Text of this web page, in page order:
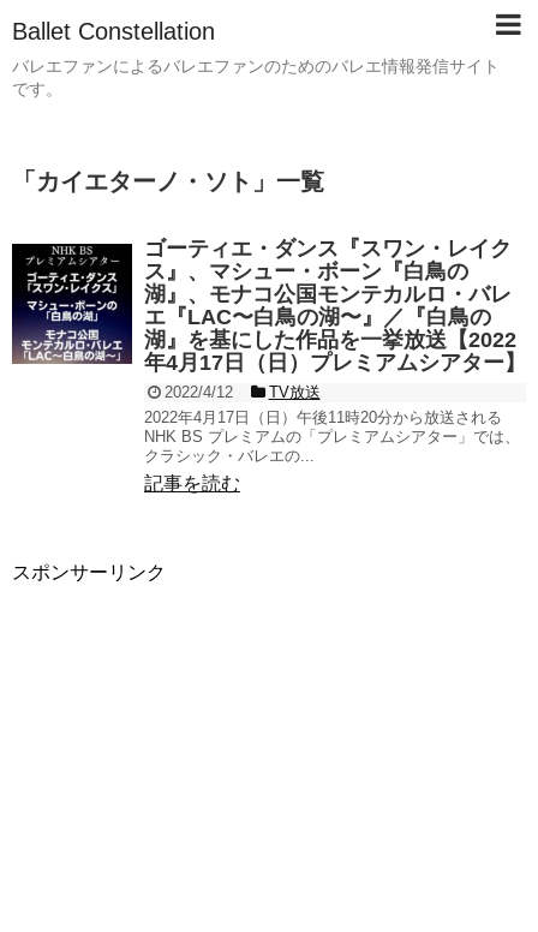
Ballet Constellation
バレエファンによるバレエファンのためのバレエ情報発信サイト
です。
「 カイエターノ・ソト 」 一覧
ゴーティエ・ダンス『スワン・レイク
ス』、マシュー・ボーン『白鳥の
湖』、モナコ公国モンテカルロ・バレ
エ『LAC〜白鳥の湖〜』／『白鳥の
湖』を基にした作品を一挙放送【2022
年4月17日（日）プレミアムシアター】
2022/4/12
TV放送
2022年4月17日（日）午後11時20分から放送される
NHK BS プレミアムの「プレミアムシアター」では、
クラシック・バレエの...
記事を読む
スポンサーリンク